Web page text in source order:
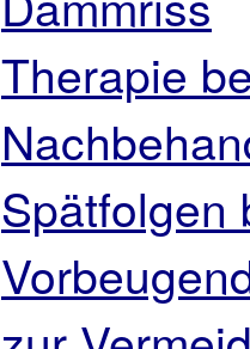
Therapie
Spätfolgen